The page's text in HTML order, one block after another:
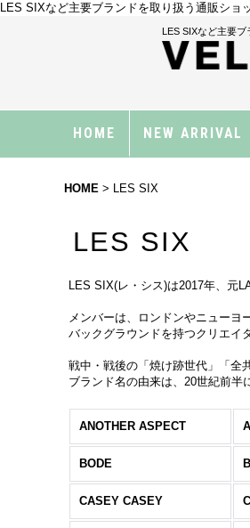
LES SIXなど主要ブランドを取り扱う通販ショ
LES SIXなど主要
HOME NEW ARRIVAL
HOME > LES SIX
LES SIX
LES SIX(レ・シス)は2017年、元
メンバーは、ロンドンやニューヨ
バックグラウンドを持つクリエイ
戦中・戦後の「焼け跡世代」「全
ブランド名の由来は、20世紀前半
ANOTHER ASPECT
BODE
CASEY CASEY